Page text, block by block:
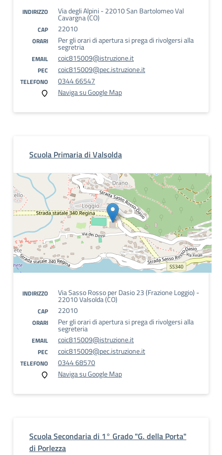
INDIRIZZO Via degli Alpini - 22010 San Bartolomeo Val
Cavargna (CO)
CAP 22010
ORARI Per gli orari di apertura si prega di rivolgersi alla
segretria
EMAIL coic815009@istruzione.it
PEC coic815009@pec.istruzione.it
TELEFONO
0344 66547
Naviga su Google Map
Scuola Primaria di Valsolda
INDIRIZZO Via Sasso Rosso per Dasio 23 (Frazione Loggio) -
22010 Valsolda (CO)
CAP 22010
ORARI Per gli orari di apertura si prega di rivolgersi alla
segreteria
EMAIL coic815009@istruzione.it
PEC coic815009@pec.istruzione.it
TELEFONO
0344 68570
Naviga su Google Map
Scuola Secondaria di 1° Grado "G. della Porta"
di Porlezza